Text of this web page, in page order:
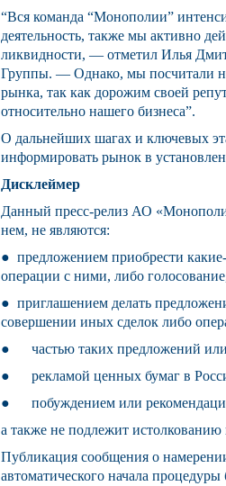
“Вся команда “Монополии”
деятельность, также мы активно
ликвидности, — отметил Илья
Группы. — Однако, мы посчитали
рынка, так как дорожим своей
относительно нашего бизнеса”.
О дальнейших шагах и ключевых
информировать рынок в
Дисклеймер
Данный пресс-релиз АО
нем, не являются:
● предложением приобрести
операции с ними, либо
● приглашением делать
совершении иных сделок либо
● частью таких предложений
● рекламой ценных бумаг в
● побуждением или
а также не подлежит истолкованию
Публикация сообщения о
автоматического начала